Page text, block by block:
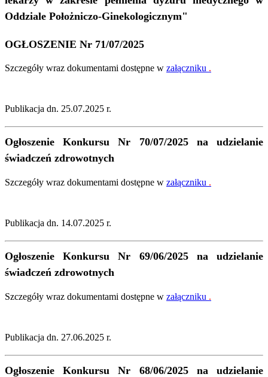
Oddziale Położniczo-Ginekologicznym"
OGŁOSZENIE Nr 71/07/2025
Szczegóły wraz dokumentami dostępne w załączniku .
Publikacja dn. 25.07.2025 r.
Ogłoszenie Konkursu Nr 70/07/2025 na udzielanie
świadczeń zdrowotnych
Szczegóły wraz dokumentami dostępne w załączniku .
Publikacja dn. 14.07.2025 r.
Ogłoszenie Konkursu Nr 69/06/2025 na udzielanie
świadczeń zdrowotnych
Szczegóły wraz dokumentami dostępne w załączniku .
Publikacja dn. 27.06.2025 r.
Ogłoszenie Konkursu Nr 68/06/2025 na udzielanie